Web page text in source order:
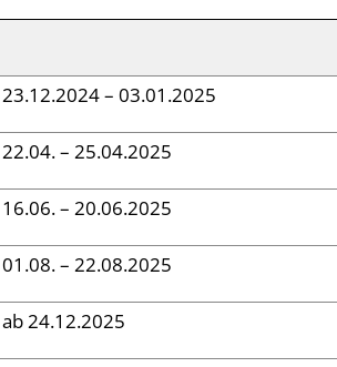
23.12.2024 – 03.01.2025
22.04. – 25.04.2025
16.06. – 20.06.2025
01.08. – 22.08.2025
ab 24.12.2025